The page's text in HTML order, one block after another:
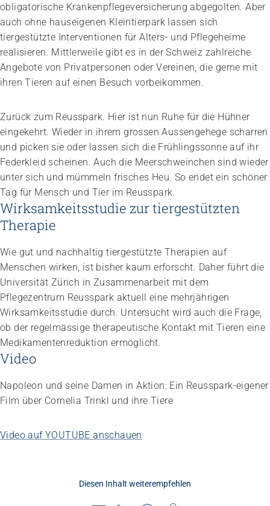
obliga­torische Krankenpflegeversicherung abgegolten. Aber
auch ohne hauseigenen Kleintierpark lassen sich
tiergestützte Interventionen für Alters- und Pflegeheime
realisieren. Mittler­weile gibt es in der Schweiz zahlreiche
Angebote von Privatpersonen oder Vereinen, die gerne mit
ihren Tieren auf einen Besuch vorbeikommen.
Zurück zum Reusspark. Hier ist nun Ruhe für die Hühner
eingekehrt. Wieder in ihrem grossen Aussen­gehege scharren
und picken sie oder lassen sich die Frühlings­sonne auf ihr
Federkleid scheinen. Auch die Meerschweinchen sind wieder
unter sich und mümmeln frisches Heu. So endet ein schöner
Tag für Mensch und Tier im Reusspark.
Wirksamkeitsstudie zur tiergestützten
Therapie
Wie gut und nachhaltig tiergestützte Therapien auf
Menschen wirken, ist bisher kaum erforscht. Daher führt die
Universität Zürich in Zusammenarbeit mit dem
Pflegezentrum Reusspark aktuell eine mehrjährigen
Wirksamkeitsstudie durch. Untersucht wird auch die Frage,
ob der regelmässige therapeutische Kontakt mit Tieren eine
Medikamentenreduktion ermöglicht.
Video
Napoleon und seine Damen in Aktion: Ein Reusspark-eigener
Film über Cornelia Trinkl und ihre Tiere
Video auf YOUTUBE anschauen
Diesen Inhalt weiterempfehlen